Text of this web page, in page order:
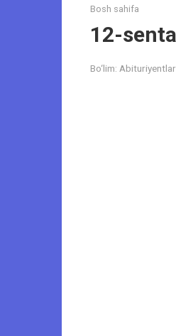
Bosh sahifa
12-
Bo‘lim: